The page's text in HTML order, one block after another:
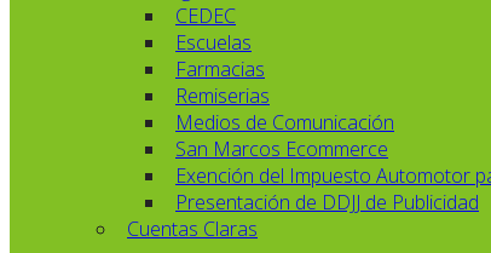
CEDEC
Escuelas
Farmacias
Remiserias
Medios de Comunicación
San Marcos Ecommerce
Exención del Impuesto Automotor
Presentación de DDJJ de Publicidad
Cuentas Claras